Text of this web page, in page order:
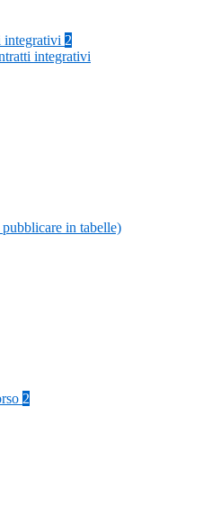
integrativi 2
integrativi
in tabelle)
2